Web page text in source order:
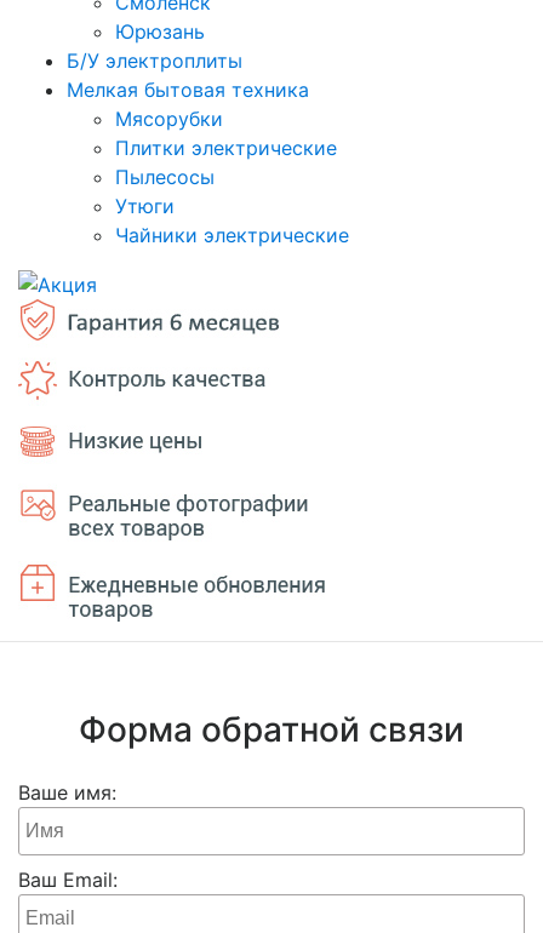
Юрюзань
Б/У электроплиты
Мелкая бытовая техника
Мясорубки
Плитки электрические
Пылесосы
Утюги
Чайники электрические
Форма обратной связи
Ваше имя:
Ваш Email: